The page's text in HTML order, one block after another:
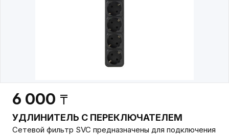
6 000 ₸
УДЛИНИТЕЛЬ С ПЕРЕКЛЮЧАТЕЛЕМ
Сетевой фильтр SVC предназначены для подключения